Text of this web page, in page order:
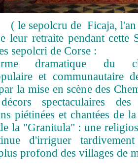
( le sepolcru de Ficaja,
leur retraite pendant cette
sepolcri de Corse :
dramatique du
et communautaire
la mise en scène des
spectaculaires
piétinées et chantées de
la "Granitula" : une
d'irriguer tar
profond des villages de